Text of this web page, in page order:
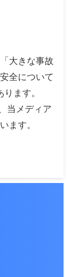
大きな事故
全について
ます。
当メディア
ます。